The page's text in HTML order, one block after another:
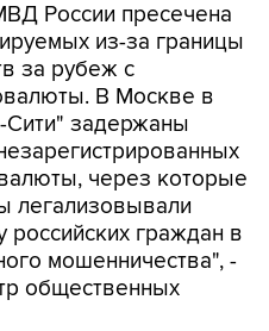
России пресечена
из-за границы
за рубеж с
В Москве в
Сити" задержаны
через которые
легализовывали
российских граждан в
мошенничества", -
общественных